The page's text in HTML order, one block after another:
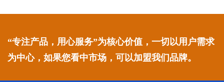
“专注产品，用心服务”为核心价值，一切以用户需求
为中心，如果您看中市场，可以加盟我们品牌。